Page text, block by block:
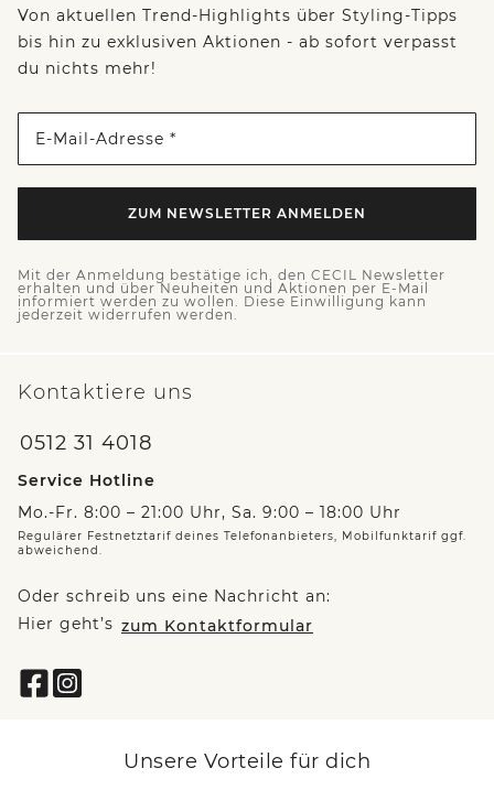
Von aktuellen Trend-Highlights über Styling-Tipps
bis hin zu exklusiven Aktionen - ab sofort verpasst
du nichts mehr!
E-Mail-Adresse *
ZUM NEWSLETTER ANMELDEN
Mit der Anmeldung bestätige ich, den CECIL Newsletter
erhalten und über Neuheiten und Aktionen per E-Mail
informiert werden zu wollen. Diese Einwilligung kann
jederzeit widerrufen werden.
Kontaktiere uns
0512 31 4018
Service Hotline
Mo.-Fr. 8:00 – 21:00 Uhr, Sa. 9:00 – 18:00 Uhr
Regulärer Festnetztarif deines Telefonanbieters, Mobilfunktarif ggf.
abweichend.
Oder schreib uns eine Nachricht an:
Hier geht’s zum Kontaktformular
Unsere Vorteile für dich